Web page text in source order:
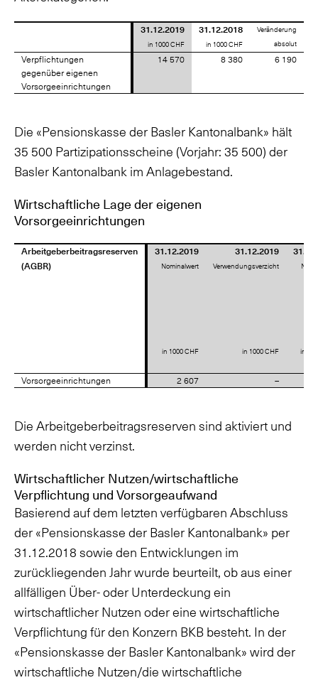
31.12.2019
in 1000 CHF
31.12.2018
in 1000 CHF
Veränderung
absolut
Verpflichtungen
gegenüber eigenen
Vorsorgeeinrichtungen
14 570 8 380 6 190
Verpflichtungen
gegenüber eigenen
Vorsorgeeinrichtungen
Die «Pensionskasse der Basler Kantonalbank» hält
35 500 Partizipationsscheine (Vorjahr: 35 500) der
Basler Kantonalbank im Anlagebestand.
Wirtschaftliche Lage der eigenen
Vorsorgeeinrichtungen
Arbeitgeberbeitragsreserven
(AGBR)
31.12.2019
Nominalwert
31.12.2019
Verwendungsverzicht
in 1000 CHF in 1000 CHF in
Vorsorgeeinrichtungen 2 607 –
Arbeitgeberbeitragsreserven
(AGBR)
Vorsorgeeinrichtungen
Die Arbeitgeberbeitragsreserven sind aktiviert und
werden nicht verzinst.
Wirtschaftlicher Nutzen/wirtschaftliche
Verpflichtung und Vorsorgeaufwand
Basierend auf dem letzten verfügbaren Abschluss
der «Pensionskasse der Basler Kantonalbank» per
31.12.2018 sowie den Entwicklungen im
zurückliegenden Jahr wurde beurteilt, ob aus einer
allfälligen Über- oder Unterdeckung ein
wirtschaftlicher Nutzen oder eine wirtschaftliche
Verpflichtung für den Konzern BKB besteht. In der
«Pensionskasse der Basler Kantonalbank» wird der
wirtschaftliche Nutzen/die wirtschaftliche